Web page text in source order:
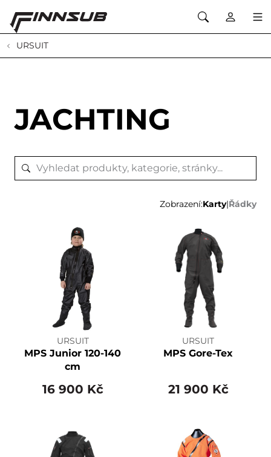
URSUIT
JACHTING
Zobrazení:Karty|Řádky
URSUIT
MPS Junior 120-140
cm
16 900 Kč
URSUIT
MPS Gore-Tex
21 900 Kč